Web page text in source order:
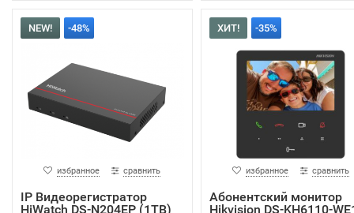
NEW! -48%
избранное сравнить
IP Видеорегистратор
HiWatch DS-N204EP (1TB)
ХИТ! -35%
избранное сравнить
Абонентский монитор
Hikvision DS-KH6110-